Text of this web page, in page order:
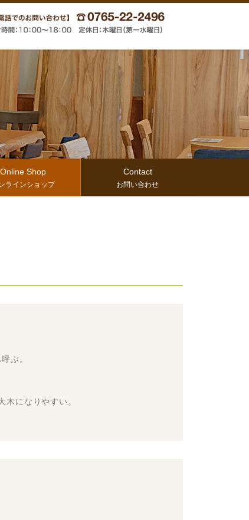
Online Shop
ラインショップ
Contact
お問い合わせ
ぶ。
木になりやすい。